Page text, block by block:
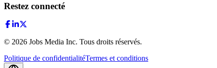
Restez connecté
© 2026 Jobs Media Inc. Tous droits réservés.
Politique de confidentialitéTermes et conditions